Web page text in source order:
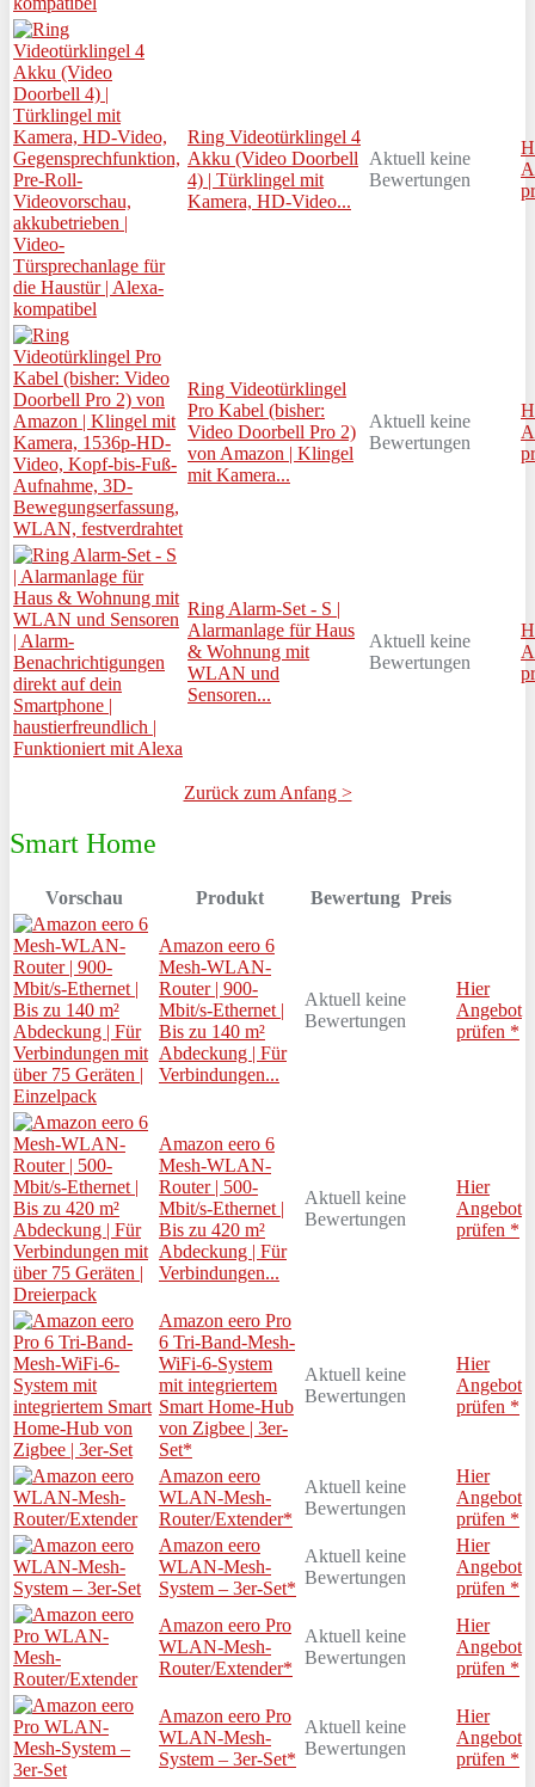
Ring Videotürklingel 4
Akku (Video Doorbell
4) | Türklingel mit
Kamera, HD-Video...
Aktuell keine
Bewertungen
Ring Videotürklingel
Pro Kabel (bisher:
Video Doorbell Pro 2)
von Amazon | Klingel
mit Kamera...
Aktuell keine
Bewertungen
Ring Alarm-Set - S |
Alarmanlage für Haus
& Wohnung mit
WLAN und
Sensoren...
Aktuell keine
Bewertungen
Zurück zum Anfang >
Smart Home
Vorschau Produkt Bewertung Preis
Amazon eero 6
Mesh-WLAN-
Router | 900-
Mbit/s-Ethernet |
Bis zu 140 m²
Abdeckung | Für
Verbindungen...
Aktuell keine
Bewertungen
Hier
Angebot
prüfen *
Amazon eero 6
Mesh-WLAN-
Router | 500-
Mbit/s-Ethernet |
Bis zu 420 m²
Abdeckung | Für
Verbindungen...
Aktuell keine
Bewertungen
Hier
Angebot
prüfen *
Amazon eero Pro
6 Tri-Band-Mesh-
WiFi-6-System
mit integriertem
Smart Home-Hub
von Zigbee | 3er-
Set*
Aktuell keine
Bewertungen
Hier
Angebot
prüfen *
Amazon eero
WLAN-Mesh-
Router/Extender*
Aktuell keine
Bewertungen
Hier
Angebot
prüfen *
Amazon eero
WLAN-Mesh-
System – 3er-Set*
Aktuell keine
Bewertungen
Hier
Angebot
prüfen *
Amazon eero Pro
WLAN-Mesh-
Router/Extender*
Aktuell keine
Bewertungen
Hier
Angebot
prüfen *
Amazon eero Pro
WLAN-Mesh-
System – 3er-Set*
Aktuell keine
Bewertungen
Hier
Angebot
prüfen *